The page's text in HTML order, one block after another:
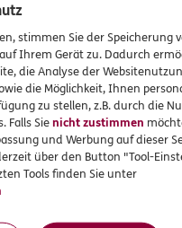
zu meiner
als Verbraucher
halten mich
stimmen Sie der Speicherung
Ihrem Gerät zu. Dadurch
die Analyse der
die Möglichkeit, Ihnen
zu stellen, z.B. durch die
Falls Sienicht zustimmen
und Werbung auf dieser
über den Button "Tool-
Tools finden Sie unter